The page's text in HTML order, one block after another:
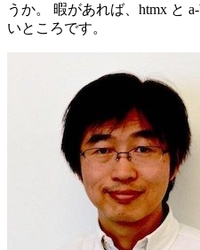
うか。 暇があれば、htmx と
いところです。